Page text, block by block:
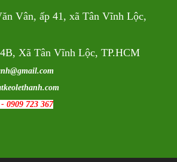
Vân, ấp 41, xã Tân Vĩnh Lộc,
Xã Tân Vĩnh Lộc, TP.HCM
0909 723 367